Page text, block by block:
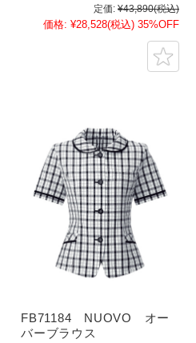
定価: ¥43,890(税込)
価格: ¥28,528(税込) 35%OFF
FB71184 NUOVO オー
バーブラウス